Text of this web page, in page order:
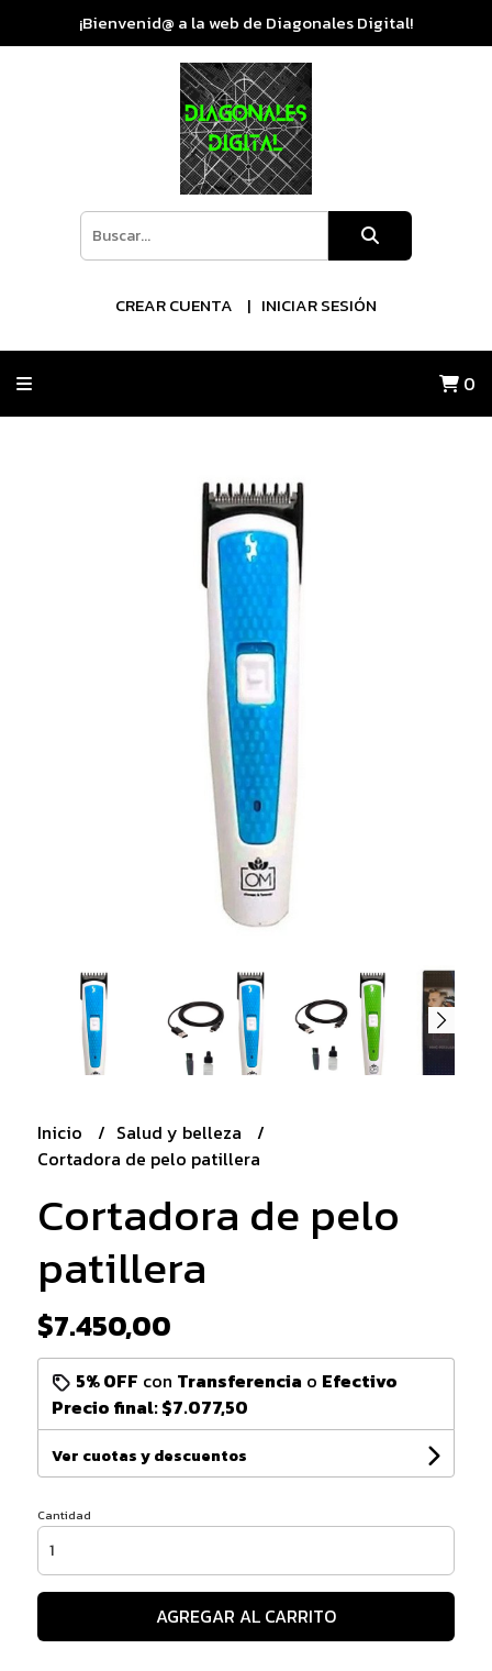
¡Bienvenid@ a la web de Diagonales Digital!
CREAR CUENTA INICIAR SESIÓN
0
Inicio
Salud y belleza
Cortadora de pelo patillera
Cortadora de pelo
patillera
$7.450,00
5% OFF con Transferencia o Efectivo
Precio final:$7.077,50
Ver cuotas y descuentos
Cantidad
AGREGAR AL CARRITO